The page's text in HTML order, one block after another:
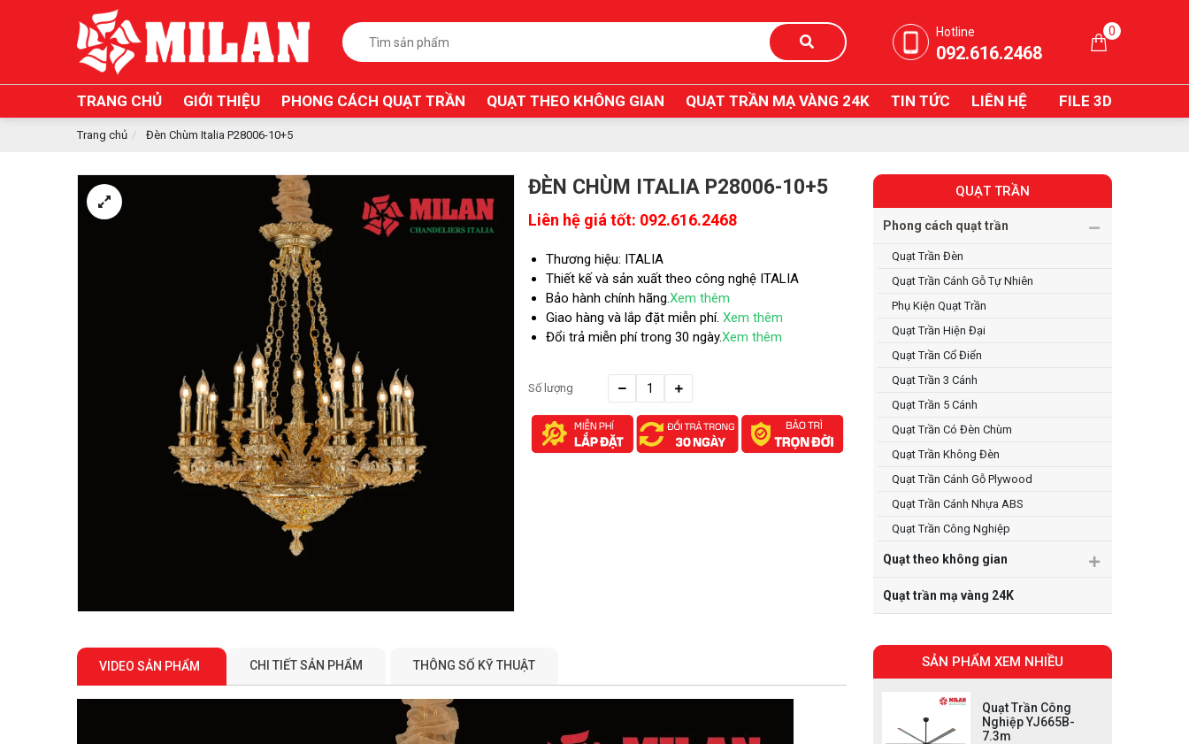
Hotline
092.616.2468
0
TRANG CHỦ GIỚI THIỆU PHONG CÁCH QUẠT TRẦN QUẠT THEO KHÔNG GIAN QUẠT TRẦN MẠ VÀNG 24K TIN TỨC LIÊN HỆ FILE 3D
Trang chủ Đèn Chùm Italia P28006-10+5
ĐÈN CHÙM ITALIA P28006-10+5
Liên hệ giá tốt: 092.616.2468
Thương hiệu: ITALIA
Thiết kế và sản xuất theo công nghệ ITALIA
Bảo hành chính hãng.Xem thêm
Giao hàng và lắp đặt miễn phí. Xem thêm
Đổi trả miễn phí trong 30 ngày.Xem thêm
Số lượng
VIDEO SẢN PHẨM CHI TIẾT SẢN PHẨM THÔNG SỐ KỸ THUẬT
QUẠT TRẦN
Phong cách quạt trần
Quạt Trần Đèn
Quạt Trần Cánh Gỗ Tự Nhiên
Phụ Kiện Quạt Trần
Quạt Trần Hiện Đại
Quạt Trần Cổ Điển
Quạt Trần 3 Cánh
Quạt Trần 5 Cánh
Quạt Trần Có Đèn Chùm
Quạt Trần Không Đèn
Quạt Trần Cánh Gỗ Plywood
Quạt Trần Cánh Nhựa ABS
Quạt Trần Công Nghiệp
Quạt theo không gian
Quạt trần mạ vàng 24K
SẢN PHẨM XEM NHIỀU
Quạt Trần Công
Nghiệp YJ665B-
7.3m